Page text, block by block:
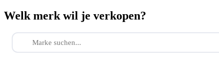
Welk merk wil je verkopen?